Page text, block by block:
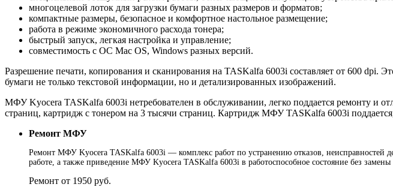
многоцелевой лоток для загрузки бумаги разных размеров и форматов;
компактные размеры, безопасное и комфортное настольное размещение;
работа в режиме экономичного расхода тонера;
быстрый запуск, легкая настройка и управление;
совместимость с ОС Mac OS, Windows разных версий.
Разрешение печати, копирования и сканирования на TASKalfa 6003i составляет от 600 dpi.
бумаги не только текстовой информации, но и детализированных изображений.
МФУ Kyocera TASKalfa 6003i нетребователен в обслуживании, легко поддается ремонту и
страниц, картридж с тонером на 3 тысячи страниц. Картридж МФУ TASKalfa 6003i
Ремонт МФУ
Ремонт МФУ Kyocera TASKalfa 6003i — комплекс работ по устранению отказов, неисправностей
работе, а также приведение МФУ Kyocera TASKalfa 6003i в работоспособное состояние без
Ремонт от 1950 руб.